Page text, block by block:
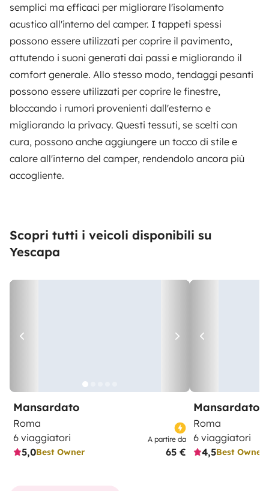
semplici ma efficaci per migliorare l'isolamento
acustico all'interno del camper. I tappeti spessi
possono essere utilizzati per coprire il pavimento,
attutendo i suoni generati dai passi e migliorando il
comfort generale. Allo stesso modo, tendaggi pesanti
possono essere utilizzati per coprire le finestre,
bloccando i rumori provenienti dall'esterno e
migliorando la privacy. Questi tessuti, se scelti con
cura, possono anche aggiungere un tocco di stile e
calore all'interno del camper, rendendolo ancora più
accogliente.
Scopri tutti i veicoli disponibili su
Yescapa
Mansardato
Roma
6 viaggiatori
5,0Best Owner
A partire da
65 €
Mansardato
Roma
6 viaggiatori
4,5Best Owner